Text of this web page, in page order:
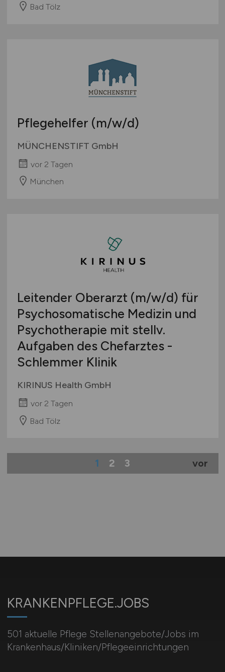
Bad Tölz
Pflegehelfer (m/w/d)
MÜNCHENSTIFT GmbH
vor 2 Tagen
München
Leitender Oberarzt (m/w/d) für
Psychosomatische Medizin und
Psychotherapie mit stellv.
Aufgaben des Chefarztes -
Schlemmer Klinik
KIRINUS Health GmbH
vor 2 Tagen
Bad Tölz
1 2 3 vor
KRANKENPFLEGE.JOBS
501 aktuelle Pflege Stellenangebote/Jobs im
Krankenhaus/Kliniken/Pflegeeinrichtungen